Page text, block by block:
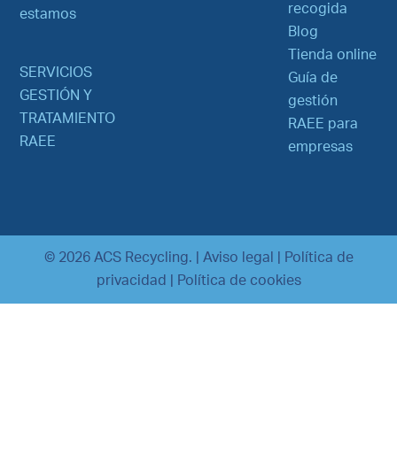
estamos
SERVICIOS
GESTIÓN Y
TRATAMIENTO
RAEE
recogida
Blog
Tienda online
Guía de
gestión
RAEE para
empresas
© 2026 ACS Recycling. | Aviso legal
Política de
privacidad
Política de cookies